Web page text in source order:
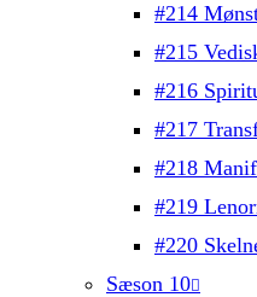
#214
#215
#216
#217
#218
#219
#220
Sæson 10